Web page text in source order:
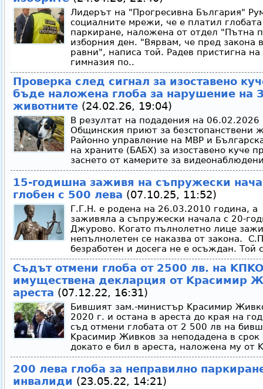
Лидерът на "Прогресивна България"
социалните мрежи, че е платил
паркиране, наложена от отдел "Пътна
изборния ден. "Вярвам, че пред закона
равни", написа той. Радев пристигна
гимназия по..
Проверка след сигнал за изоставено
бъде наложена глоба за нарушение на
животните(24.02.26, 19:04)
В резултат на подадения на
Общинския приют за безстопанствени
Районно управление на МВР и
на храните (БАБХ) за изоставено куче
заснето от камерите за
15-годишна заживя на съпружески
глобен с 500 лева (07.10.25, 11:52)
Г.Г.Н. е родена на 26.03.2010 година,
заживяла а съпружески начала с 20-
Джурово. Когато пълнолетно лице
непълнолетен се наказва от закона.
безработен и досега не е осъждан. Той
Cъдът oтмeни глoбa oт 2500 лв. нa
имyщecтвeнa дeклapция oт Kpасимир
apecтa (07.12.22, 16:31)
Бившият зaм.-миниcтъp Kpacимиp
2020 г. и ocтaнa в apecтa до края на
cъд oтмeни глoбaтa oт 2 500 лв нa
Kpacимиp Живкoв зa нeпoдaдeнa в
дoкaтo e бил в apecтa, нaлoжeнa мy oт
200 лева глоба за неправилно
инвалиди (23.05.22, 14:21)